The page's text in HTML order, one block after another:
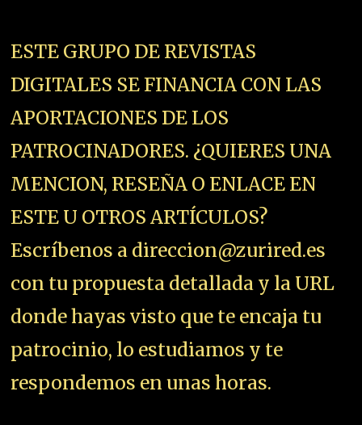
ESTE GRUPO DE REVISTAS
DIGITALES SE FINANCIA CON LAS
APORTACIONES DE LOS
PATROCINADORES. ¿QUIERES UNA
MENCION, RESEÑA O ENLACE EN
ESTE U OTROS ARTÍCULOS?
Escríbenos a direccion@zurired.es
con tu propuesta detallada y la URL
donde hayas visto que te encaja tu
patrocinio, lo estudiamos y te
respondemos en unas horas.